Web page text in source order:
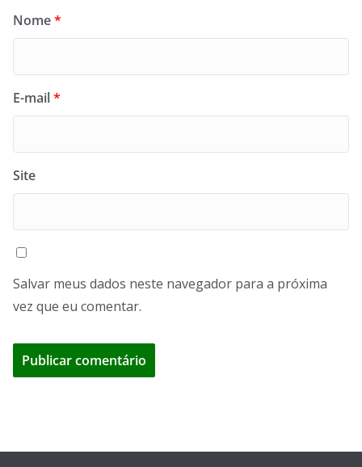
Nome*
E-mail*
Site
Salvar meus dados neste navegador para a próxima
vez que eu comentar.